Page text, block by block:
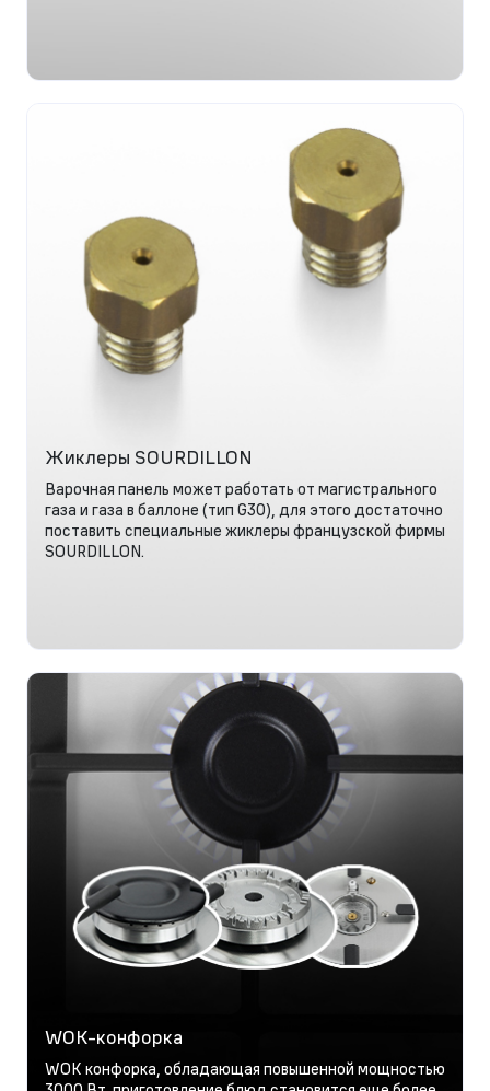
Жиклеры SOURDILLON
Варочная панель может работать от магистрального
газа и газа в баллоне (тип G30), для этого достаточно
поставить специальные жиклеры французской фирмы
SOURDILLON.
WOK-конфорка
WOK конфорка, обладающая повышенной мощностью